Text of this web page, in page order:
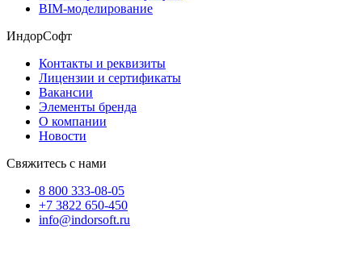
BIM-моделирование
ИндорСофт
Контакты и реквизиты
Лицензии и сертификаты
Вакансии
Элементы бренда
О компании
Новости
Свяжитесь с нами
8 800 333-08-05
+7 3822 650-450
info@indorsoft.ru